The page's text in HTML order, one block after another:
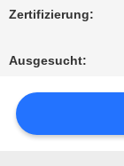
BITTE UM
ANGEBOT
SITEMAP
Zertifizierung:
Ausgesucht: